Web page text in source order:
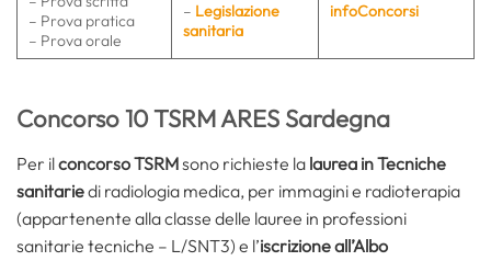
– Prova pratica
– Prova orale
– Legislazione
sanitaria
infoConcorsi
Concorso 10 TSRM ARES Sardegna
Per ilconcorso TSRMsono richieste la laurea in Tecniche
sanitariedi radiologia medica, per immagini e radioterapia
(appartenente alla classe delle lauree in professioni
sanitarie tecniche – L/SNT3) e l’iscrizione all’Albo